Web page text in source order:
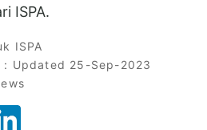
ISPA.
ISPA
Updated 25-Sep-2023